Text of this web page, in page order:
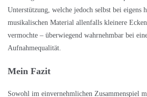
Unterstützung, welche jedoch selbst bei eigens
musikalischen Material allenfalls kleinere
vermochte – überwiegend wahrnehmbar bei
Aufnahmequalität.
Mein Fazit
Sowohl im einvernehmlichen Zusammenspiel